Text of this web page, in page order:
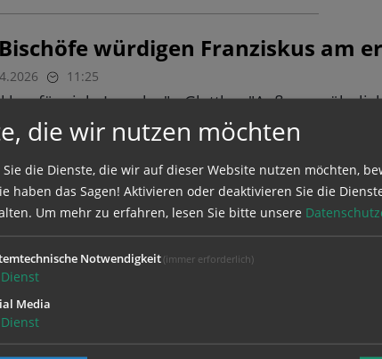
würdigen Franziskus am
11:25
für viele Impulse" - Glettler:
- Elbs: Nähe und Stil bleiben Vorbild
seinem Tod: Blick auf Papst
als vor einem Jahr der erste Papst aus
der Kirche: offen, bescheiden, flexibel -
Sabine Kleyboldt
Gedenken an Papst Franziskus
die wir nutzen möchten
Sie die Dienste, die wir auf dieser Website nutzen möchten,
haben das Sagen! Aktivieren oder deaktivieren Sie die
Um mehr zu erfahren, lesen Sie bitte unsere
Notwendigkeit (immer erforderlich)
Dienst
Media
Dienst